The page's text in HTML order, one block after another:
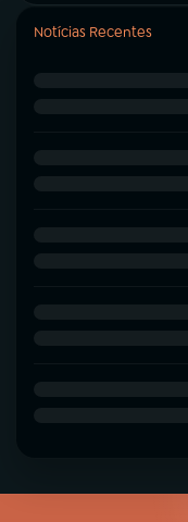
Notícias Recentes